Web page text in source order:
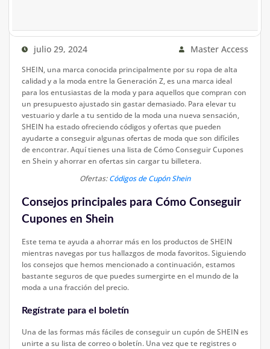
julio 29, 2024 Master Access
SHEIN, una marca conocida principalmente por su ropa de alta
calidad y a la moda entre la Generación Z, es una marca ideal
para los entusiastas de la moda y para aquellos que compran con
un presupuesto ajustado sin gastar demasiado. Para elevar tu
vestuario y darle a tu sentido de la moda una nueva sensación,
SHEIN ha estado ofreciendo códigos y ofertas que pueden
ayudarte a conseguir algunas ofertas de moda que son difíciles
de encontrar. Aquí tienes una lista de Cómo Conseguir Cupones
en Shein y ahorrar en ofertas sin cargar tu billetera.
Ofertas:Códigos de Cupón Shein
Consejos principales para Cómo Conseguir
Cupones en Shein
Este tema te ayuda a ahorrar más en los productos de SHEIN
mientras navegas por tus hallazgos de moda favoritos. Siguiendo
los consejos que hemos mencionado a continuación, estamos
bastante seguros de que puedes sumergirte en el mundo de la
moda a una fracción del precio.
Regístrate para el boletín
Una de las formas más fáciles de conseguir un cupón de SHEIN es
unirte a su lista de correo o boletín. Una vez que te registres o